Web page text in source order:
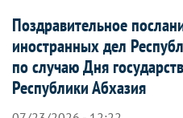
Поздравительное
иностранных дел
по случаю Дня
Республики Абхазия